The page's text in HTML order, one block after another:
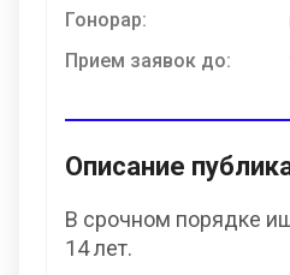
Гонорар:
Прием заявок до:
Описание
В срочном порядке
14 лет.